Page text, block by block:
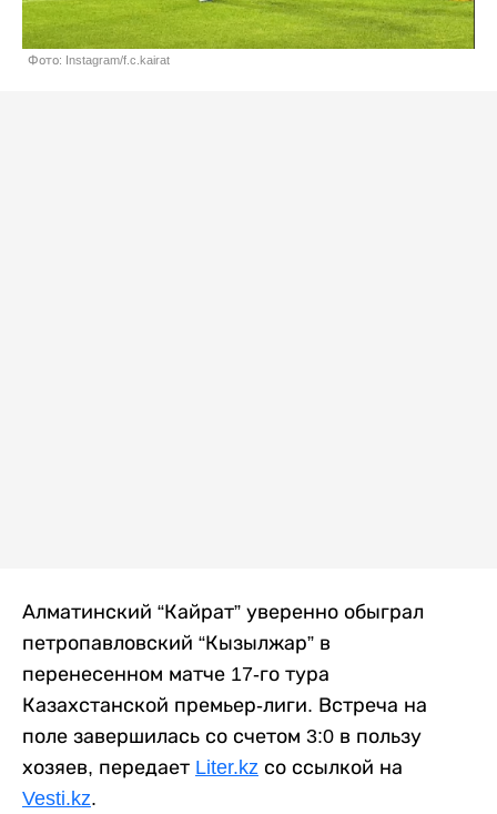
Фото: Instagram/f.c.kairat
Алматинский “Кайрат” уверенно обыграл
петропавловский “Кызылжар” в
перенесенном матче 17-го тура
Казахстанской премьер-лиги. Встреча на
поле завершилась со счетом 3:0 в пользу
хозяев, передает Liter.kz со ссылкой на
Vesti.kz.